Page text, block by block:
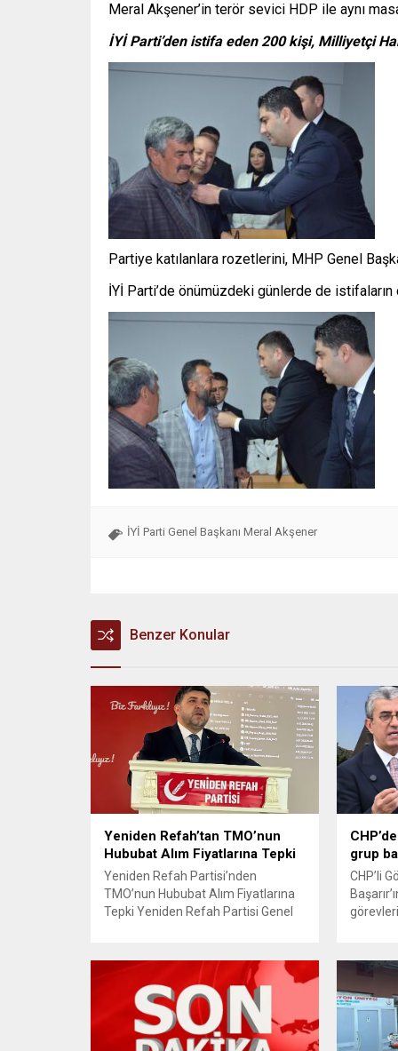
Meral Akşener’in terör sevici HDP ile aynı
İYİ Parti’den istifa eden 200 kişi, Milliyetçi
Partiye katılanlara rozetlerini, MHP Genel
İYİ Parti’de önümüzdeki günlerde de
İYİ Parti Genel Başkanı Meral Akşener
Benzer Konular
Yeniden Refah’tan TMO’nun
Hububat Alım Fiyatlarına Tepki
Yeniden Refah Partisi’nden
TMO’nun Hububat Alım Fiyatlarına
Tepki Yeniden Refah Partisi Genel
Bayramoğlu, Toprak Mahsulleri
Ofisi’nin (TMO) açıkladığı hububat
alım fiyatlarına ilişkin yazılı bir
açıklama yaptı. Bayramoğlu,
açıklanan fiyatların çiftçinin artan
grup
CHP’li
verdiği